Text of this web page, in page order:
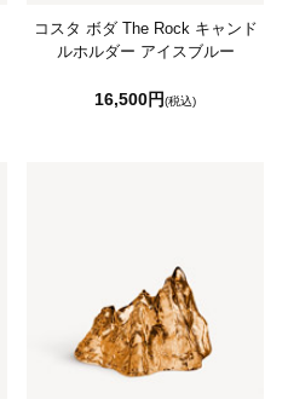
コスタ ボダ The Rock キャンド
ルホルダー アイスブルー
16,500円(税込)